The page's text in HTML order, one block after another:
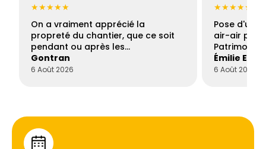
★★★★★
On a vraiment apprécié la
propreté du chantier, que ce soit
pendant ou après les…
Gontran
6 Août 2026
★★★★★
Pose d'une
air-air par
Patrimoine
Émilie
6 Août 2026